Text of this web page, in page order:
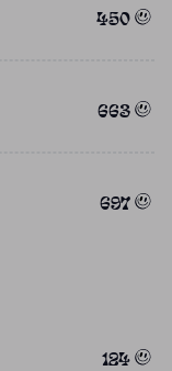
450
663
697
124